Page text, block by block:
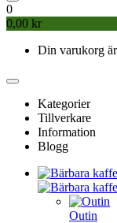
0
0,00 kr
Din varukorg
Kategorier
Tillverkare
Information
Blogg
Outin